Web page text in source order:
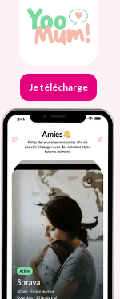
Je télécharge